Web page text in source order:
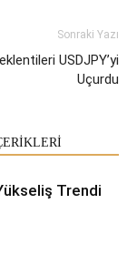
Sonraki Yazı
USDJPY’yi
Uçurdu
Trendi